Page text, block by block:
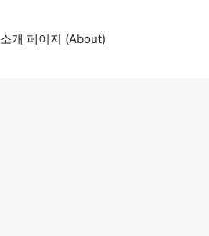
소개 페이지 (About)